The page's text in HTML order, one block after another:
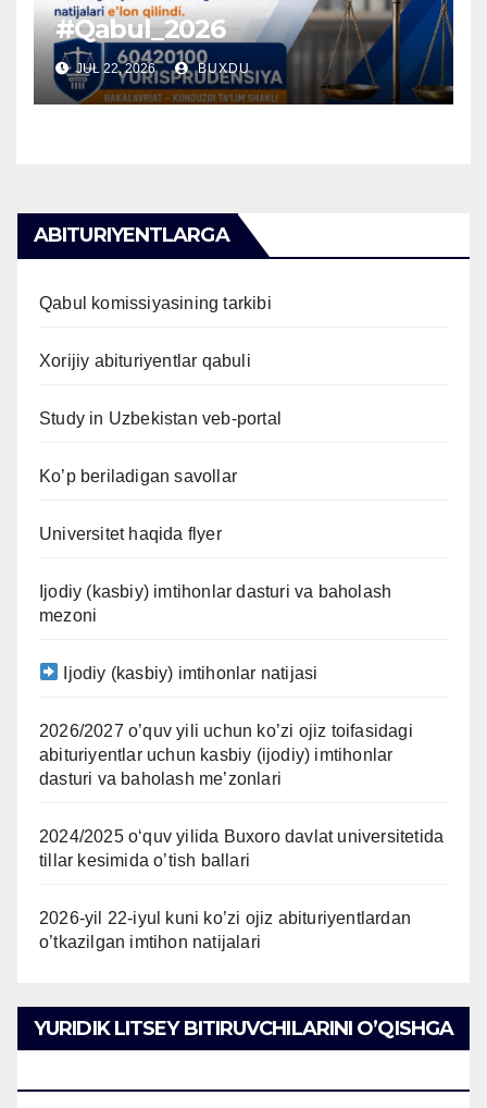
#Qabul_2026
JUL 22, 2026 BUXDU
ABITURIYENTLARGA
Qabul komissiyasining tarkibi
Xorijiy abituriyentlar qabuli
Study in Uzbekistan veb-portal
Ko’p beriladigan savollar
Universitet haqida flyer
Ijodiy (kasbiy) imtihonlar dasturi va baholash
mezoni
Ijodiy (kasbiy) imtihonlar natijasi
2026/2027 o’quv yili uchun ko’zi ojiz toifasidagi
abituriyentlar uchun kasbiy (ijodiy) imtihonlar
dasturi va baholash me’zonlari
2024/2025 oʻquv yilida Buxoro davlat universitetida
tillar kesimida o’tish ballari
2026-yil 22-iyul kuni ko’zi ojiz abituriyentlardan
o’tkazilgan imtihon natijalari
YURIDIK LITSEY BITIRUVCHILARINI O’QISHGA